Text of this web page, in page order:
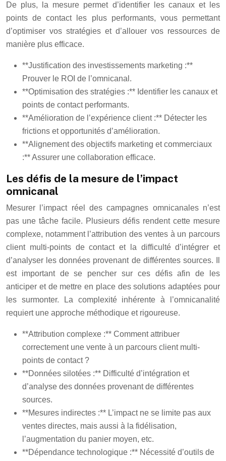
De plus, la mesure permet d’identifier les canaux et les
points de contact les plus performants, vous permettant
d’optimiser vos stratégies et d’allouer vos ressources de
manière plus efficace.
**Justification des investissements marketing :**
Prouver le ROI de l’omnicanal.
**Optimisation des stratégies :** Identifier les canaux et
points de contact performants.
**Amélioration de l’expérience client :** Détecter les
frictions et opportunités d’amélioration.
**Alignement des objectifs marketing et commerciaux
:** Assurer une collaboration efficace.
Les défis de la mesure de l’impact
omnicanal
Mesurer l’impact réel des campagnes omnicanales n’est
pas une tâche facile. Plusieurs défis rendent cette mesure
complexe, notamment l’attribution des ventes à un parcours
client multi-points de contact et la difficulté d’intégrer et
d’analyser les données provenant de différentes sources. Il
est important de se pencher sur ces défis afin de les
anticiper et de mettre en place des solutions adaptées pour
les surmonter. La complexité inhérente à l’omnicanalité
requiert une approche méthodique et rigoureuse.
**Attribution complexe :** Comment attribuer
correctement une vente à un parcours client multi-
points de contact ?
**Données silotées :** Difficulté d’intégration et
d’analyse des données provenant de différentes
sources.
**Mesures indirectes :** L’impact ne se limite pas aux
ventes directes, mais aussi à la fidélisation,
l’augmentation du panier moyen, etc.
**Dépendance technologique :** Nécessité d’outils de